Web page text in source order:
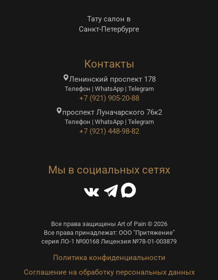
Тату салон в
Санкт-Петербурге
Контакты
Ленинский проспект 178
Телефон | WhatsApp | Telegram
+7 (921) 905-20-88
проспект Луначарского 76к2
Телефон | WhatsApp | Telegram
+7 (921) 448-98-82
Мы в социальных сетях
Все права защищены Art of Pain © 2026
Все права принадлежат: ООО "Притяжение"
серия ЛО-1 №00168 Лицензия №78-01-003879
Политика конфиденциальности
Соглашение на обработку персональных данных